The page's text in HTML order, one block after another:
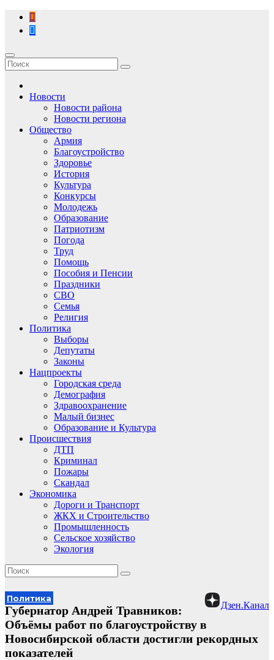
Перейти
содержимому
Новости
Новости района
Новости региона
Общество
Армия
Благоустройство
Здоровье
История
Культура
Конкурсы
Молодежь
Образование
Патриотизм
Погода
Труд
Помощь
Пособия и Пенсии
Праздники
СВО
Семья
Религия
Политика
Выборы
Депутаты
Законы
Нацпроекты
Городская среда
Демография
Здравоохранение
Малый бизнес
Образование и Культура
Происшествия
ДТП
Криминал
Пожары
Скандал
Экономика
Дороги и Транспорт
ЖКХ и Строительство
Промышленность
Сельское хозяйство
Экология
Политика
Дзен.Канал
Губернатор Андрей Травников:
Объёмы работ по благоустройству в
Новосибирской области достигли рекордных
показателей